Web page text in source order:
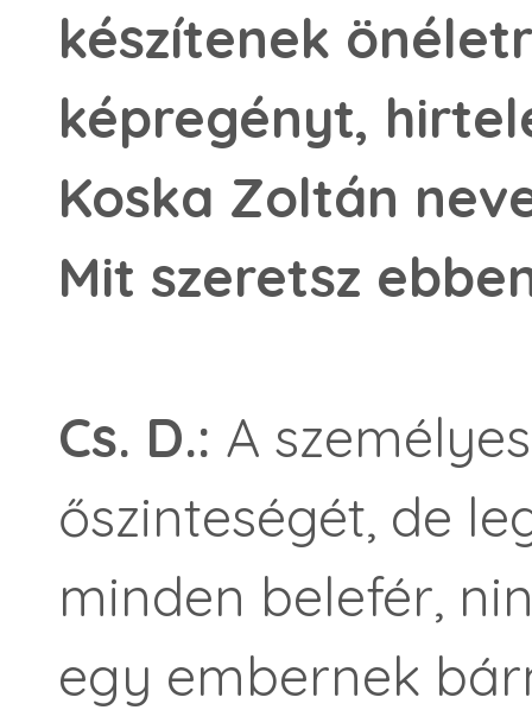
készítenek
képregényt,
Koska Zoltán
Mit szeretsz
Cs. D.: A
őszinteségét, de
minden belefér,
egy embernek